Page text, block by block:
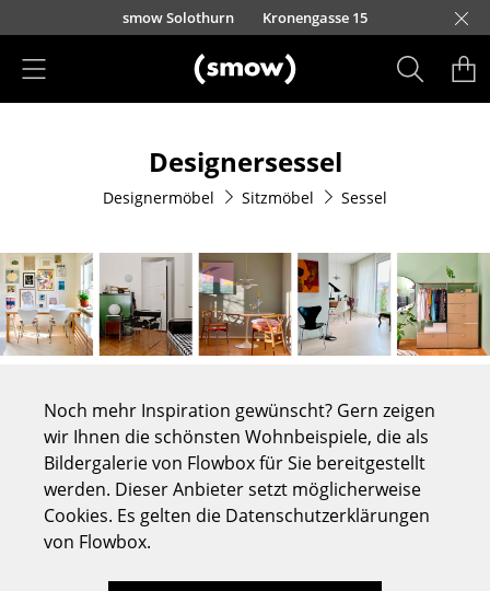
Direkt zum Inhaltsmow Solothurn Kronengasse 15
Esszimmerstühle
Sofas
Sessel
Loungesessel
Freischwinger
Barhocker
Hocker
Designersessel
Designermöbel Sitzmöbel Sessel
Noch mehr Inspiration gewünscht? Gern zeigen
wir Ihnen die schönsten Wohnbeispiele, die als
Bildergalerie von Flowbox für Sie bereitgestellt
werden. Dieser Anbieter setzt möglicherweise
Cookies. Es gelten die Datenschutzerklärungen
von Flowbox.